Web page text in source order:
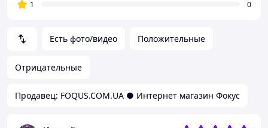
Есть фото/видео Положительные
Отрицательные
Продавец: FOQUS.COM.UA ● Интернет магазин Фокус
1
0